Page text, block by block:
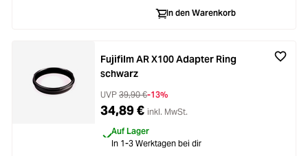
In den Warenkorb
Fujifilm AR X100 Adapter Ring
schwarz
UVP 39,90 €-13%
34,89 € inkl. MwSt.
Auf Lager
In 1-3 Werktagen bei dir